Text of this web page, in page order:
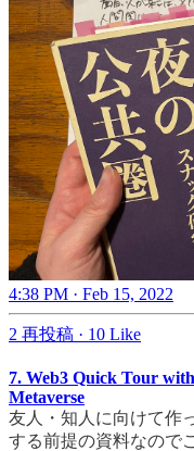
4:38 PM · Feb 15, 2022
2 再投稿 · 10 Like
7. Web3 Quick Tour
Metaverse
友人・知人に向けて作
する前提の資料なので